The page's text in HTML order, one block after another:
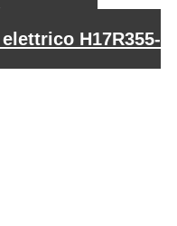
H17R355-